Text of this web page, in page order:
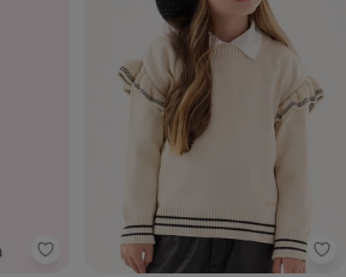
Nanai - Casaco Cropped